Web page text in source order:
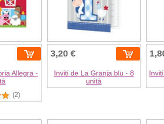
Allegra -
(2)
3,20 €
Inviti de La Granja blu - 8
unità